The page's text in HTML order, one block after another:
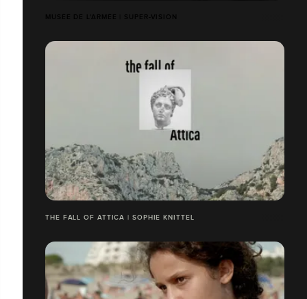
MUSÉE DE L'ARMÉE | SUPER-VISION
THE FALL OF ATTICA | SOPHIE KNITTEL